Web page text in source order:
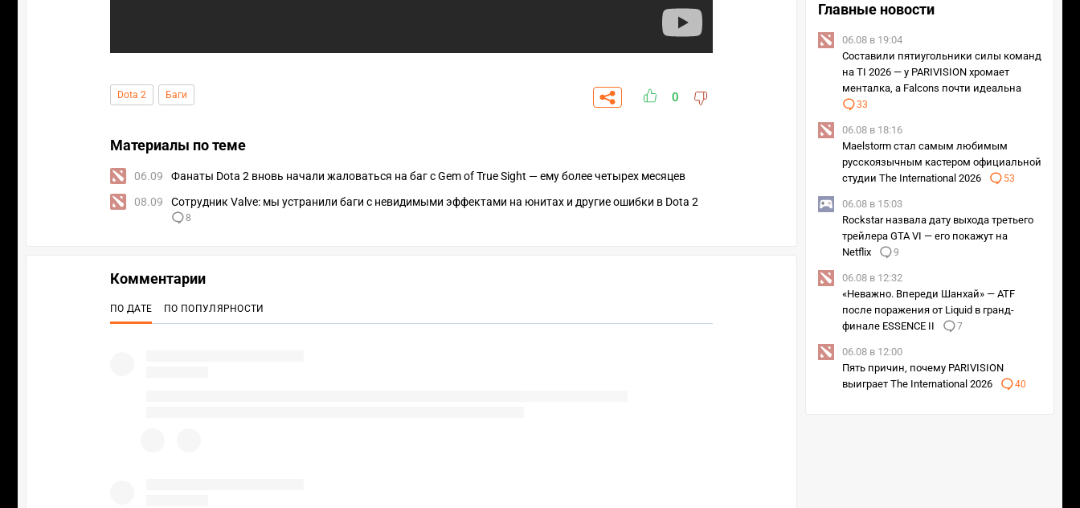
Dota 2 Баги 0
Материалы по теме
06.09
Фанаты Dota 2 вновь начали жаловаться на баг с Gem of True Sight — ему более четырех месяцев
08.09
Сотрудник Valve: мы устранили баги с невидимыми эффектами на юнитах и другие ошибки в Dota 2
8
Главные новости
06.08 в 19:04
Составили пятиугольники силы команд
на TI 2026 — у PARIVISION хромает
менталка, а Falcons почти идеальна
33
06.08 в 18:16
Maelstorm стал самым любимым
русскоязычным кастером официальной
студии The International 2026
53
06.08 в 15:03
Rockstar назвала дату выхода третьего
трейлера GTA VI — его покажут на
Netflix
9
06.08 в 12:32
«Неважно. Впереди Шанхай» — ATF
после поражения от Liquid в гранд-
финале ESSENCE II
7
06.08 в 12:00
Пять причин, почему PARIVISION
выиграет The International 2026
40
Комментарии
ПО ДАТЕ ПО ПОПУЛЯРНОСТИ